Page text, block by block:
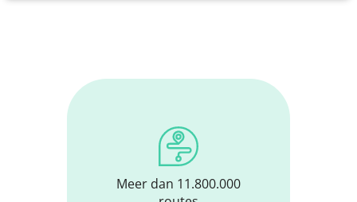
Meer dan 11.800.000